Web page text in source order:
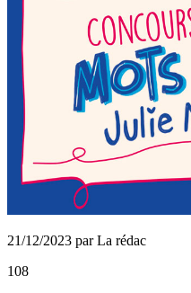
21/12/2023 par La rédac
108